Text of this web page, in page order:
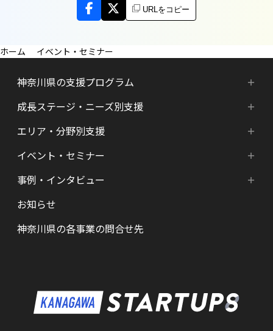
URLをコピー
イベント・セミナー
神奈川県の支援プログラム
神奈川県の支援プログラム
HATSU-SHINKANAGAWA
HATSU起業家支援プログラム
SHINみなとみらい
KID
成長ステージ・ニーズ別支援
成長ステージ・ニーズ別支援
起業準備期支援（アイデア段階）
シード期支援（事業創出段階）
アーリー期支援（事業拡大段階）
メンター・サポーターの紹介
エリア・分野別支援
エリア・分野別支援
HATSU-SHIN の支援拠点
県内の支援拠点・コミュニティー
特区制度（国家戦略特区等）
ロボット産業・宇宙関連産業
イベント・セミナー
新着情報
カレンダー
事例・インタビュー
インタビュー（一覧）
お知らせ
神奈川県の各事業の問合せ先